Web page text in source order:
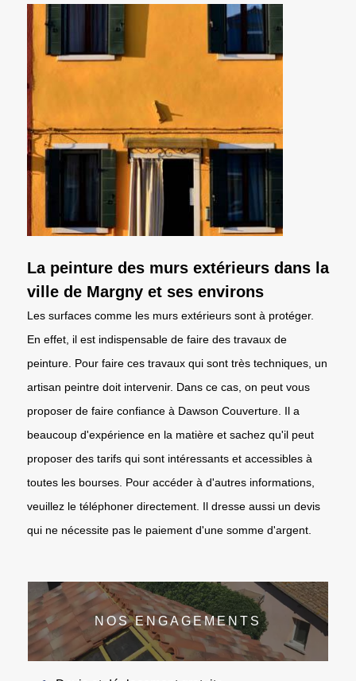
La peinture des murs extérieurs dans la
ville de Margny et ses environs
Les surfaces comme les murs extérieurs sont à protéger.
En effet, il est indispensable de faire des travaux de
peinture. Pour faire ces travaux qui sont très techniques, un
artisan peintre doit intervenir. Dans ce cas, on peut vous
proposer de faire confiance à Dawson Couverture. Il a
beaucoup d'expérience en la matière et sachez qu'il peut
proposer des tarifs qui sont intéressants et accessibles à
toutes les bourses. Pour accéder à d'autres informations,
veuillez le téléphoner directement. Il dresse aussi un devis
qui ne nécessite pas le paiement d'une somme d'argent.
NOS ENGAGEMENTS